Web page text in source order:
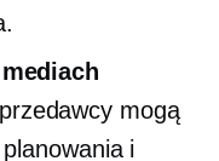
mogą
i